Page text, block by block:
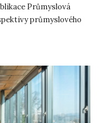
Průmyslová
průmyslového